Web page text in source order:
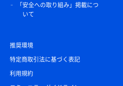
「安全への取り組み」掲載につ
いて
推奨環境
特定商取引法に基づく表記
利用規約